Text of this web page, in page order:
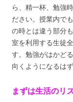
ら、精一杯、勉強
ださい。授業内で
の時とは違う部分
室を利用する生徒
す。勉強がはかど
向くようになるはず
まずは生活のリ